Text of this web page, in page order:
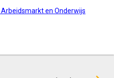
Arbeidsmarkt en Onderwijs